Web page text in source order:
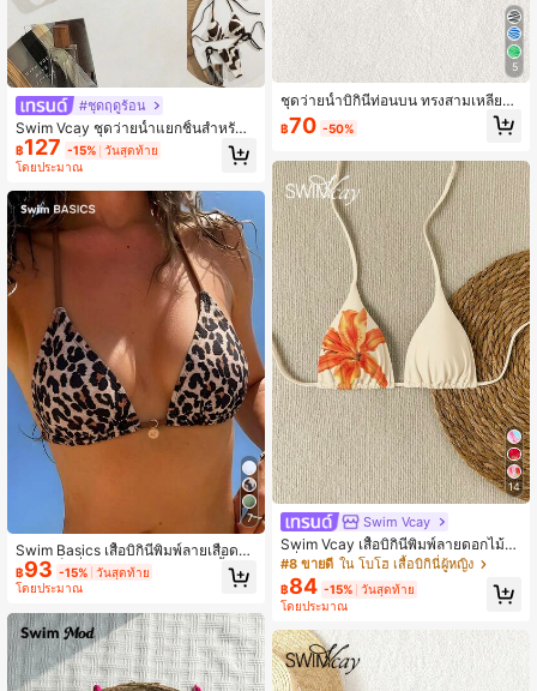
#ชุดฤดูร้อน
Swim Vcay ชุดว่ายน้ำแยกชิ้นสำหรับส
ตรี, ลายบล็อกสีเสริมสายผูกด้านข้างแบ
บมินิมอล วินเทจสำหรับฤดูร้อนและวันห
฿127 -15% วันสุดท้าย
โดยประมาณ
7
Swim Basics เสื้อบิกินี่พิมพ์ลายเสือดาว
ผูกคอเซ็กซี่สำหรับผู้หญิง, ชุดว่ายน้ำแฟ
ชั่นสำหรับชายหาด
฿93 -15% วันสุดท้าย
โดยประมาณ
5
ชุดว่ายน้ำบิกินี่ท่อนบน ทรงสามเหลี่ยม
ลาย ม้าลาย คล้องคอ
฿70 -50%
14
Swim Vcay
Swim Vcay เสื้อบิกินี่พิมพ์ลายดอกไม้เซ็
กซี่สำหรับวันหยุดพักผ่อนสำหรับผู้หญิง
#8 ขายดี ใน โบโฮ เสื้อบิกินี่ผู้หญิง
฿84 -15% วันสุดท้าย
โดยประมาณ